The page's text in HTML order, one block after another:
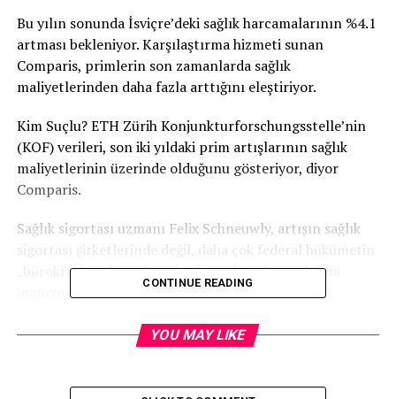
Bu yılın sonunda İsviçre’deki sağlık harcamalarının %4.1
artması bekleniyor. Karşılaştırma hizmeti sunan
Comparis, primlerin son zamanlarda sağlık
maliyetlerinden daha fazla arttığını eleştiriyor.
Kim Suçlu? ETH Zürih Konjunkturforschungsstelle’nin
(KOF) verileri, son iki yıldaki prim artışlarının sağlık
maliyetlerinin üzerinde olduğunu gösteriyor, diyor
Comparis.
Sağlık sigortası uzmanı Felix Schneuwly, artışın sağlık
sigortası şirketlerinde değil, daha çok federal hükümetin
„bürokrasi ve düzenlemelerde patlama“ yaşadığına
inanıyor ve prim artışını bu nedenle sıkıntıya yol
yönetimindeki Departement’in sorumlu olduğunu
Maliyetler Nerede Özellikle Yükseliyor? KOF’un salı
CONTINUE READING
YOU MAY LIKE